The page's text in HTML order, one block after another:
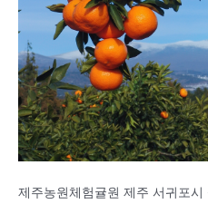
제주농원체험귤원 제주 서귀포